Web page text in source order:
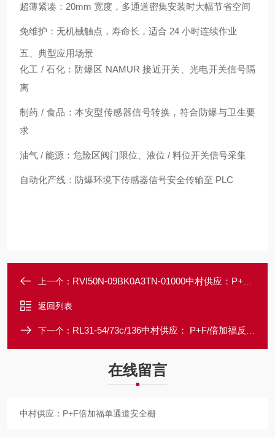
超薄紧凑 ：20mm 宽度，多通道密集安装时大幅节省空间
免维护 ：无机械触点，寿命长，适合 24 小时连续作业
五、典型应用场景
化工 / 石化：防爆区 NAMUR 接近开关、光电开关信号隔
离
制药 / 食品：本安型传感器信号转换，符合防爆与卫生要
求
油气 / 能源：危险区阀门限位、液位 / 料位开关信号采集
自动化产线：防爆环境下传感器信号安全传输至 PLC
上一个： RVI50N-09BK0A3TN-01000中村供应：P+F倍加福增量型编码器
返回列表
下一个： RL31-54/73c/136中村供应： P+F/倍加福反射板型光电传感器
在线留言